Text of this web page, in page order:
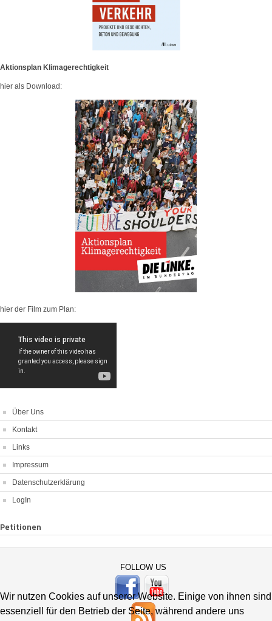
Aktionsplan Klimagerechtigkeit
hier als Download:
hier der Film zum Plan:
Über Uns
Kontakt
Links
Impressum
Datenschutzerklärung
LogIn
Petitionen
FOLLOW US
Wir nutzen Cookies auf unserer Website. Einige von ihnen sind
essenziell für den Betrieb der Seite, während andere uns